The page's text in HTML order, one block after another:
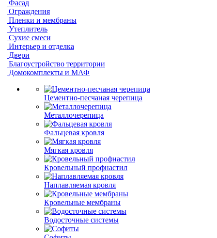
Фасад
Ограждения
Пленки и мембраны
Утеплитель
Сухие смеси
Интерьер и отделка
Двери
Благоустройство территории
Домокомплекты и МАФ
Цементно-песчаная черепица
Металлочерепица
Фальцевая кровля
Мягкая кровля
Кровельный профнастил
Наплавляемая кровля
Кровельные мембраны
Водосточные системы